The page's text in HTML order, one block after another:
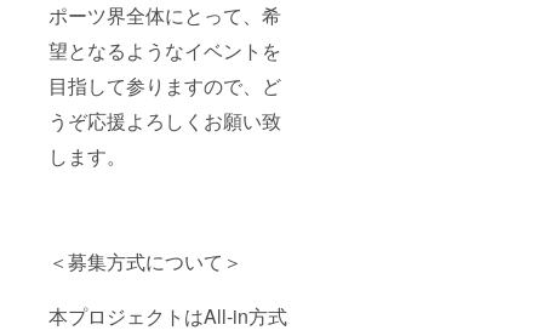
ポーツ界全体にとって、希
望となるようなイベントを
目指して参りますので、ど
うぞ応援よろしくお願い致
します。
＜募集方式について＞
本プロジェクトはAll-in方式